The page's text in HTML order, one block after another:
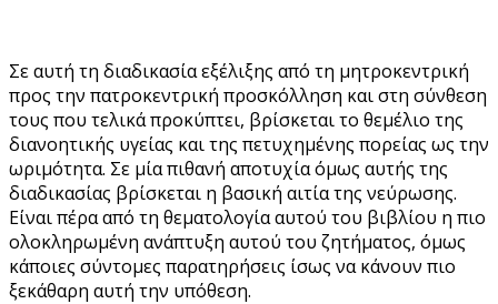
Σε αυτή τη διαδικασία εξέλιξης από τη μητροκεντρική
προς την πατροκεντρική προσκόλληση και στη σύνθεση
τους που τελικά προκύπτει, βρίσκεται το θεμέλιο της
διανοητικής υγείας και της πετυχημένης πορείας ως την
ωριμότητα. Σε μία πιθανή αποτυχία όμως αυτής της
διαδικασίας βρίσκεται η βασική αιτία της νεύρωσης.
Είναι πέρα από τη θεματολογία αυτού του βιβλίου η πιο
ολοκληρωμένη ανάπτυξη αυτού του ζητήματος, όμως
κάποιες σύντομες παρατηρήσεις ίσως να κάνουν πιο
ξεκάθαρη αυτή την υπόθεση.